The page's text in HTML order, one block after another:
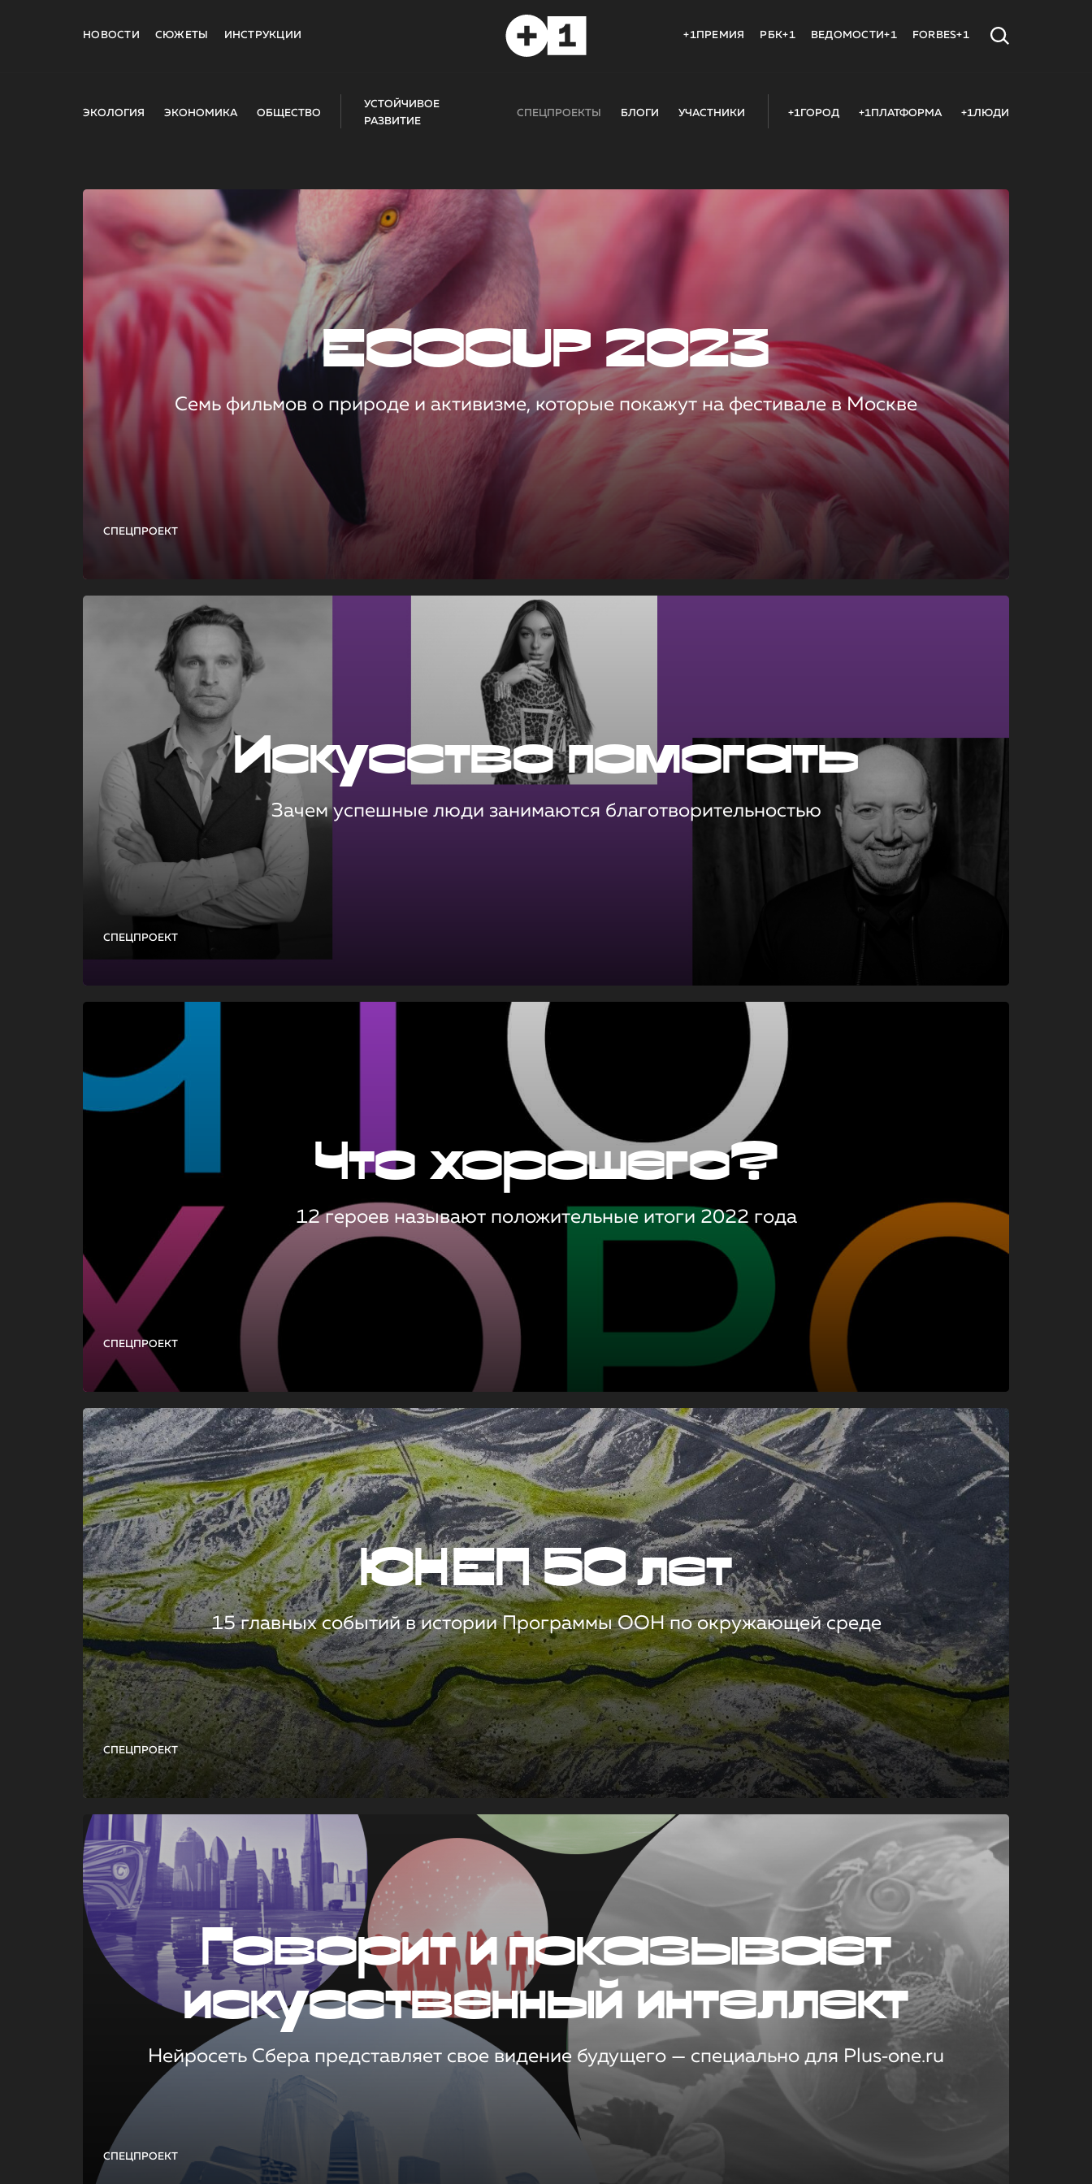
НОВОСТИ СЮЖЕТЫ ИНСТРУКЦИИ +1ПРЕМИЯ РБК+1 ВЕДОМОСТИ+1 FORBES+1
ЭКОЛОГИЯ ЭКОНОМИКА ОБЩЕСТВО
УСТОЙЧИВОЕ
РАЗВИТИЕ
СПЕЦПРОЕКТЫ БЛОГИ УЧАСТНИКИ +1ГОРОД +1ПЛАТФОРМА +1ЛЮДИ
СПЕЦПРОЕКТ
ECOCUP 2023
Семь фильмов о природе и активизме, которые покажут на фестивале в Москве
СПЕЦПРОЕКТ
Искусство помогать
Зачем успешные люди занимаются благотворительностью
СПЕЦПРОЕКТ
Что хорошего?
12 героев называют положительные итоги 2022 года
СПЕЦПРОЕКТ
ЮНЕП 50 лет
15 главных событий в истории Программы ООН по окружающей среде
СПЕЦПРОЕКТ
Говорит и показывает
искусственный интеллект
Нейросеть Сбера представляет свое видение будущего — специально для Plus‑one.ru